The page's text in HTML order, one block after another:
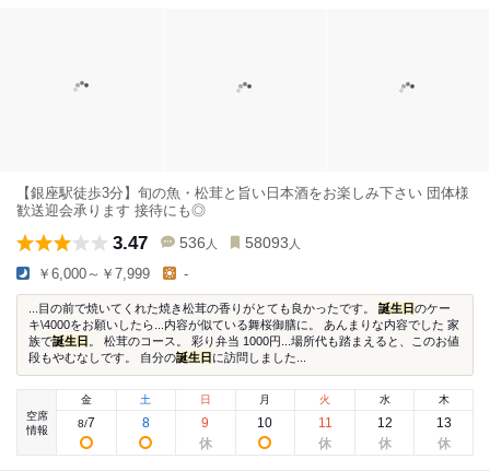
【銀座駅徒歩3分】旬の魚・松茸と旨い日本酒をお楽しみ下さい 団体様
歓送迎会承ります 接待にも◎
3.47 536 人 58093 人
￥6,000～￥7,999 -
...目の前で焼いてくれた焼き松茸の香りがとても良かったです。 誕生日のケー
キ\4000をお願いしたら...内容が似ている舞桜御膳に。 あんまりな内容でした 家
族で誕生日
。 松茸のコース。 彩り弁当 1000円...場所代も踏まえると、このお値
段もやむなしです。 自分の誕生日 に訪問しました...
空席
情報
金
8/7
土
8
日
9
月
10
火
11
水
12
木
13